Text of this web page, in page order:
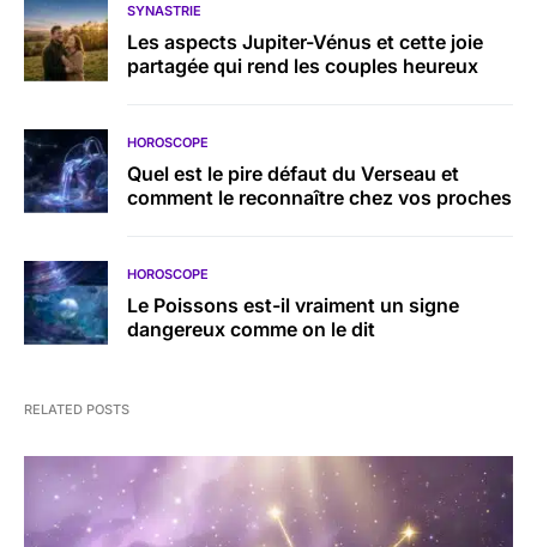
SYNASTRIE
Les aspects Jupiter-Vénus et cette joie
partagée qui rend les couples heureux
HOROSCOPE
Quel est le pire défaut du Verseau et
comment le reconnaître chez vos proches
HOROSCOPE
Le Poissons est-il vraiment un signe
dangereux comme on le dit
RELATED POSTS